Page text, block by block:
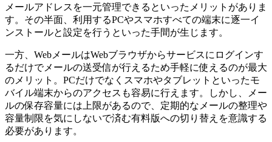
メールアドレスを一元管理できるといったメリットがありま
す。その半面、利用するPCやスマホすべての端末に逐一イ
ンストールと設定を行うといった手間が生じます。
一方、WebメールはWebブラウザからサービスにログインす
るだけでメールの送受信が行えるため手軽に使えるのが最大
のメリット。PCだけでなくスマホやタブレットといったモ
バイル端末からのアクセスも容易に行えます。しかし、メー
ルの保存容量には上限があるので、定期的なメールの整理や
容量制限を気にしないで済む有料版への切り替えを意識する
必要があります。